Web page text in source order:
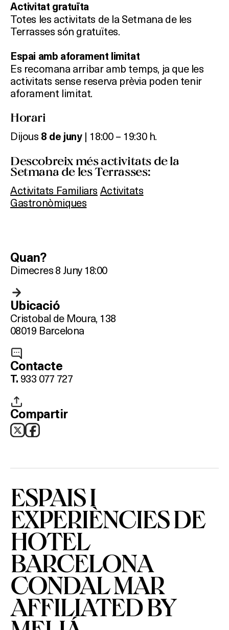
Què vols fer?
HOTELS
TERRASSES
BARS
Activitat gratuïta
Totes les activitats de la Setmana de les
Terrasses són gratuïtes.
Espai amb aforament limitat
Es recomana arribar amb temps, ja que les
activitats sense reserva prèvia poden tenir
aforament limitat.
Horari
Dijous 8 de juny| 18:00 – 19:30 h.
Descobreix més activitats de la
Setmana de les Terrasses:
Activitats Familiars Activitats
Gastronòmiques
Quan?
Dimecres 8 Juny 18:00
Ubicació
Cristobal de Moura, 138
08019 Barcelona
Contacte
T. 933 077 727
Compartir
ESPAIS I
EXPERIÈNCIES DE
HOTEL
BARCELONA
CONDAL MAR
AFFILIATED BY